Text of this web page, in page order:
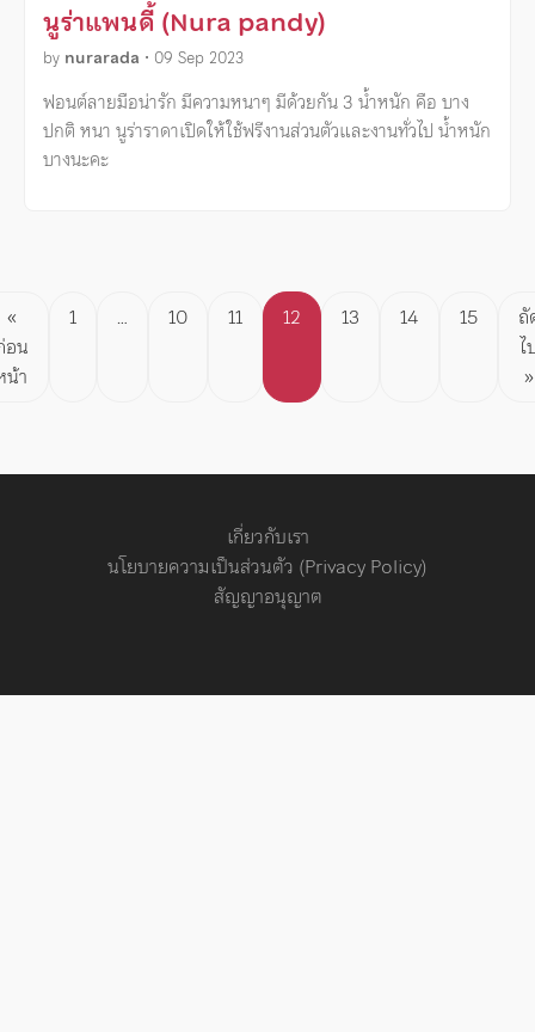
นูร่าแพนดี้ (Nura pandy)
by nurarada • 09 Sep 2023
ฟอนต์ลายมือน่ารัก มีความหนาๆ มีด้วยกัน 3 น้ำหนัก คือ บาง
ปกติ หนา นูร่าราดาเปิดให้ใช้ฟรีงานส่วนตัวและงานทั่วไป น้ำหนัก
บางนะคะ
Posts
pagination
«
อน
น้า
1 … 10 11 12 13 14 15
ไ
»
เกี่ยวกับเรา
นโยบายความเป็นส่วนตัว (Privacy Policy)
สัญญาอนุญาต